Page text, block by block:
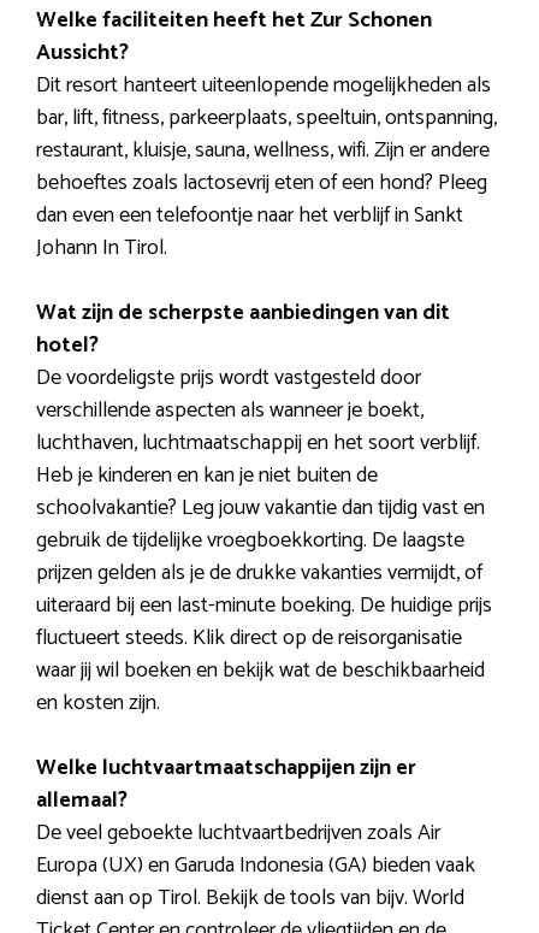
Welke faciliteiten heeft het Zur Schonen
Aussicht?
Dit resort hanteert uiteenlopende mogelijkheden als
bar, lift, fitness, parkeerplaats, speeltuin, ontspanning,
restaurant, kluisje, sauna, wellness, wifi. Zijn er andere
behoeftes zoals lactosevrij eten of een hond? Pleeg
dan even een telefoontje naar het verblijf in Sankt
Johann In Tirol.
Wat zijn de scherpste aanbiedingen van dit
hotel?
De voordeligste prijs wordt vastgesteld door
verschillende aspecten als wanneer je boekt,
luchthaven, luchtmaatschappij en het soort verblijf.
Heb je kinderen en kan je niet buiten de
schoolvakantie? Leg jouw vakantie dan tijdig vast en
gebruik de tijdelijke vroegboekkorting. De laagste
prijzen gelden als je de drukke vakanties vermijdt, of
uiteraard bij een last-minute boeking. De huidige prijs
fluctueert steeds. Klik direct op de reisorganisatie
waar jij wil boeken en bekijk wat de beschikbaarheid
en kosten zijn.
Welke luchtvaartmaatschappijen zijn er
allemaal?
De veel geboekte luchtvaartbedrijven zoals Air
Europa (UX) en Garuda Indonesia (GA) bieden vaak
dienst aan op Tirol. Bekijk de tools van bijv. World